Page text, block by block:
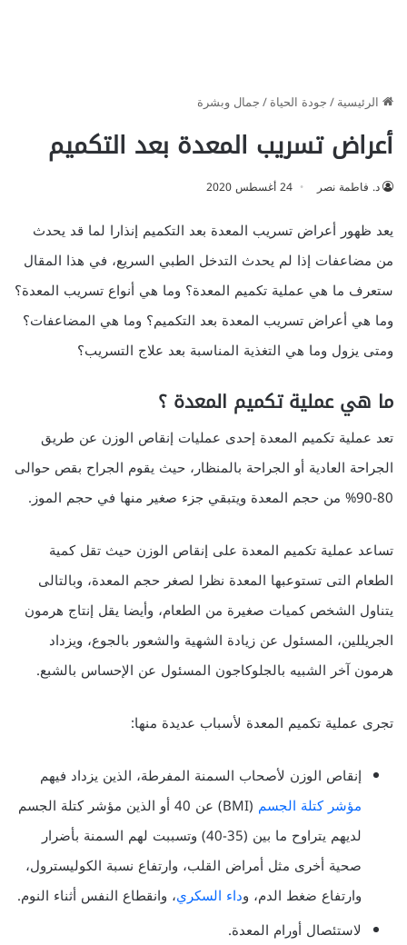
الرئيسية/جودة الحياة/جمال وبشرة
أعراض تسريب المعدة بعد التكميم
د. فاطمة نصر 24 أغسطس 2020
يعد ظهور أعراض تسريب المعدة بعد التكميم إنذارا لما قد يحدث
من مضاعفات إذا لم يحدث التدخل الطبي السريع، في هذا المقال
ستعرف ما هي عملية تكميم المعدة؟ وما هي أنواع تسريب المعدة؟
وما هي أعراض تسريب المعدة بعد التكميم؟ وما هي المضاعفات؟
ومتى يزول وما هي التغذية المناسبة بعد علاج التسريب؟
ما هي عملية تكميم المعدة ؟
تعد عملية تكميم المعدة إحدى عمليات إنقاص الوزن عن طريق
الجراحة العادية أو الجراحة بالمنظار، حيث يقوم الجراح بقص حوالى
80-90% من حجم المعدة ويتبقي جزء صغير منها في حجم الموز.
تساعد عملية تكميم المعدة على إنقاص الوزن حيث تقل كمية
الطعام التى تستوعبها المعدة نظرا لصغر حجم المعدة، وبالتالى
يتناول الشخص كميات صغيرة من الطعام، وأيضا يقل إنتاج هرمون
الجريللين، المسئول عن زيادة الشهية والشعور بالجوع، ويزداد
هرمون آخر الشبيه بالجلوكاجون المسئول عن الإحساس بالشبع.
تجرى عملية تكميم المعدة لأسباب عديدة منها:
إنقاص الوزن لأصحاب السمنة المفرطة، الذين يزداد فيهم
مؤشر كتلة الجسم
(BMI) عن 40 أو الذين مؤشر كتلة الجسم
لديهم يتراوح ما بين (35-40) وتسببت لهم السمنة بأضرار
صحية أخرى مثل أمراض القلب، وارتفاع نسبة الكوليسترول،
وارتفاع ضغط الدم، وداء السكري، وانقطاع النفس أثناء النوم.
لاستئصال أورام المعدة.